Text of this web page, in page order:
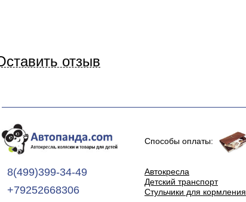
отзыв
8(499)399-34-49
+79252668306
Способы оплаты:
Автокресла
Детский транспорт
Стульчики для кормления